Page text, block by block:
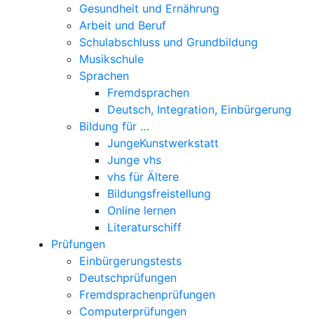
Gesundheit und Ernährung
Arbeit und Beruf
Schulabschluss und Grundbildung
Musikschule
Sprachen
Fremdsprachen
Deutsch, Integration, Einbürgerung
Bildung für …
JungeKunstwerkstatt
Junge vhs
vhs für Ältere
Bildungsfreistellung
Online lernen
Literaturschiff
Prüfungen
Einbürgerungstests
Deutschprüfungen
Fremdsprachenprüfungen
Computerprüfungen